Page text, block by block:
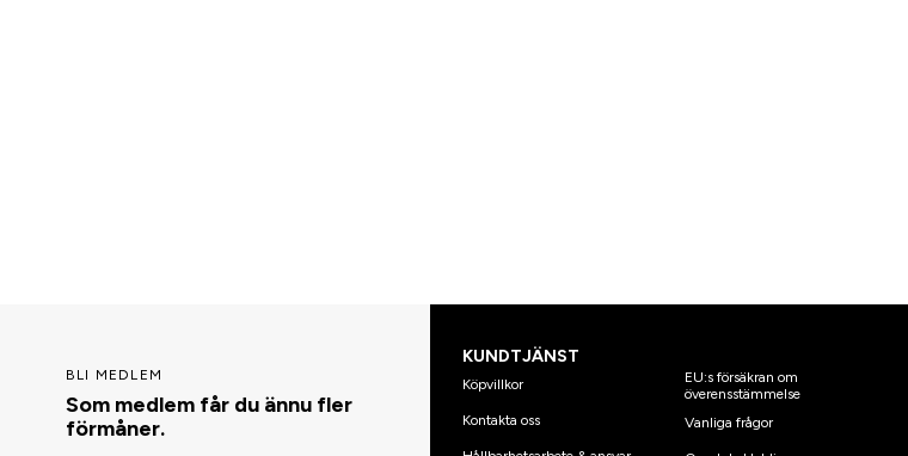
BLI MEDLEM
Som medlem får du ännu fler
förmåner.
KUNDTJÄNST
Köpvillkor
Kontakta oss
EU:s försäkran om
överensstämmelse
Vanliga frågor